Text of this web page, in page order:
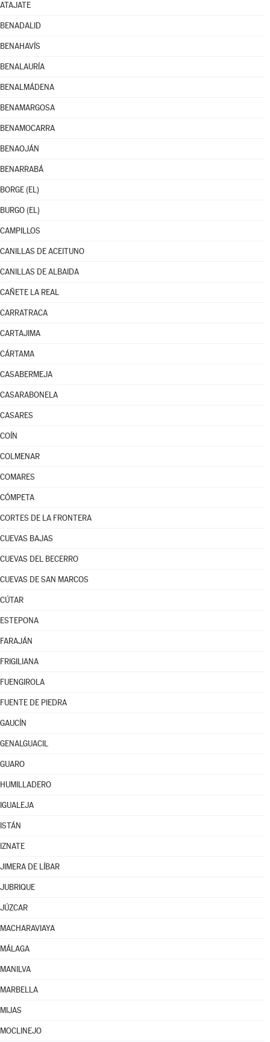
ATAJATE
BENADALID
BENAHAVÍS
BENALAURÍA
BENALMÁDENA
BENAMARGOSA
BENAMOCARRA
BENAOJÁN
BENARRABÁ
BORGE (EL)
BURGO (EL)
CAMPILLOS
CANILLAS DE ACEITUNO
CANILLAS DE ALBAIDA
CAÑETE LA REAL
CARRATRACA
CARTAJIMA
CÁRTAMA
CASABERMEJA
CASARABONELA
CASARES
COÍN
COLMENAR
COMARES
CÓMPETA
CORTES DE LA FRONTERA
CUEVAS BAJAS
CUEVAS DEL BECERRO
CUEVAS DE SAN MARCOS
CÚTAR
ESTEPONA
FARAJÁN
FRIGILIANA
FUENGIROLA
FUENTE DE PIEDRA
GAUCÍN
GENALGUACIL
GUARO
HUMILLADERO
IGUALEJA
ISTÁN
IZNATE
JIMERA DE LÍBAR
JUBRIQUE
JÚZCAR
MACHARAVIAYA
MÁLAGA
MANILVA
MARBELLA
MIJAS
MOCLINEJO